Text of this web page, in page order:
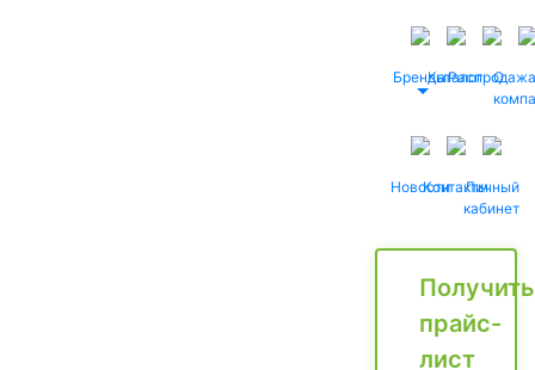
БрендыКаталог
Распродажа
О
НовостиКонтактыЛичный
кабинет
Получить
прайс-
лист